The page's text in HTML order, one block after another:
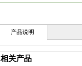
产品说明
相关产品